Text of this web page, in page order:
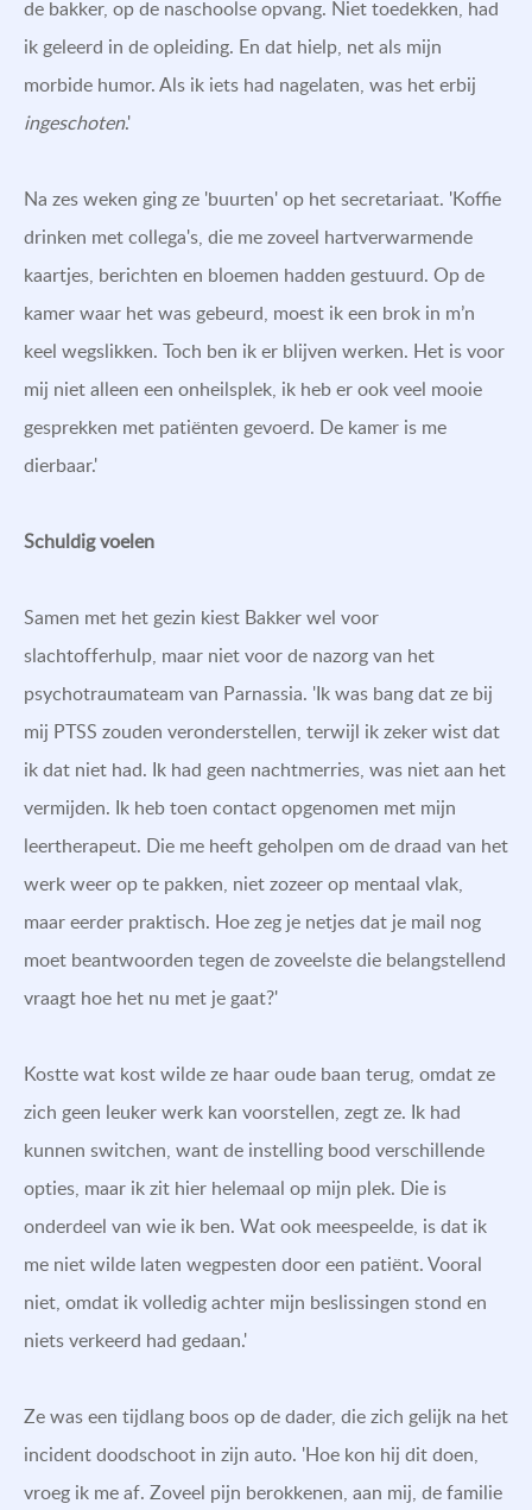
de bakker, op de naschoolse opvang. Niet toedekken, had
ik geleerd in de opleiding. En dat hielp, net als mijn
morbide humor. Als ik iets had nagelaten, was het erbij
ingeschoten.'
Na zes weken ging ze 'buurten' op het secretariaat. 'Koffie
drinken met collega's, die me zoveel hartverwarmende
kaartjes, berichten en bloemen hadden gestuurd. Op de
kamer waar het was gebeurd, moest ik een brok in m’n
keel wegslikken. Toch ben ik er blijven werken. Het is voor
mij niet alleen een onheilsplek, ik heb er ook veel mooie
gesprekken met patiënten gevoerd. De kamer is me
dierbaar.'
Schuldig voelen
Samen met het gezin kiest Bakker wel voor
slachtofferhulp, maar niet voor de nazorg van het
psychotraumateam van Parnassia. 'Ik was bang dat ze bij
mij PTSS zouden veronderstellen, terwijl ik zeker wist dat
ik dat niet had. Ik had geen nachtmerries, was niet aan het
vermijden. Ik heb toen contact opgenomen met mijn
leertherapeut. Die me heeft geholpen om de draad van het
werk weer op te pakken, niet zozeer op mentaal vlak,
maar eerder praktisch. Hoe zeg je netjes dat je mail nog
moet beantwoorden tegen de zoveelste die belangstellend
vraagt hoe het nu met je gaat?'
Kostte wat kost wilde ze haar oude baan terug, omdat ze
zich geen leuker werk kan voorstellen, zegt ze. Ik had
kunnen switchen, want de instelling bood verschillende
opties, maar ik zit hier helemaal op mijn plek. Die is
onderdeel van wie ik ben. Wat ook meespeelde, is dat ik
me niet wilde laten wegpesten door een patiënt. Vooral
niet, omdat ik volledig achter mijn beslissingen stond en
niets verkeerd had gedaan.'
Ze was een tijdlang boos op de dader, die zich gelijk na het
incident doodschoot in zijn auto. 'Hoe kon hij dit doen,
vroeg ik me af. Zoveel pijn berokkenen, aan mij, de familie